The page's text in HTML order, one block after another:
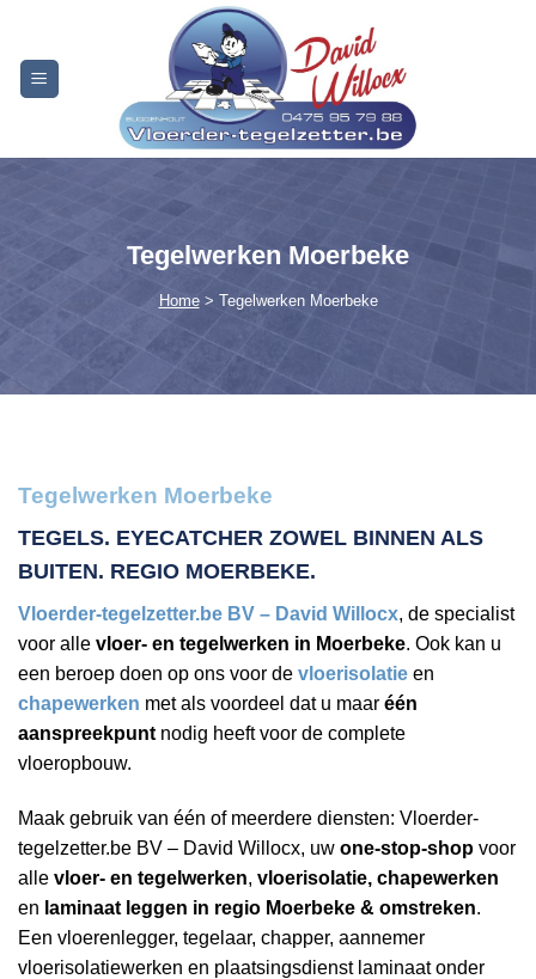
content
Tegelwerken Moerbeke
Home> Tegelwerken Moerbeke
Tegelwerken Moerbeke
TEGELS. EYECATCHER ZOWEL BINNEN ALS
BUITEN. REGIO MOERBEKE.
Vloerder-tegelzetter.be BV – David Willocx, de specialist
voor alle vloer- en tegelwerken in Moerbeke. Ook kan u
een beroep doen op ons voor de vloerisolatie en
chapewerken met als voordeel dat u maar één
aanspreekpunt nodig heeft voor de complete
vloeropbouw.
Maak gebruik van één of meerdere diensten: Vloerder-
tegelzetter.be BV – David Willocx, uw one-stop-shop voor
alle vloer- en tegelwerken, vloerisolatie, chapewerken
en laminaat leggen in regio Moerbeke & omstreken.
Een vloerenlegger, tegelaar, chapper, aannemer
vloerisolatiewerken en plaatsingsdienst laminaat onder